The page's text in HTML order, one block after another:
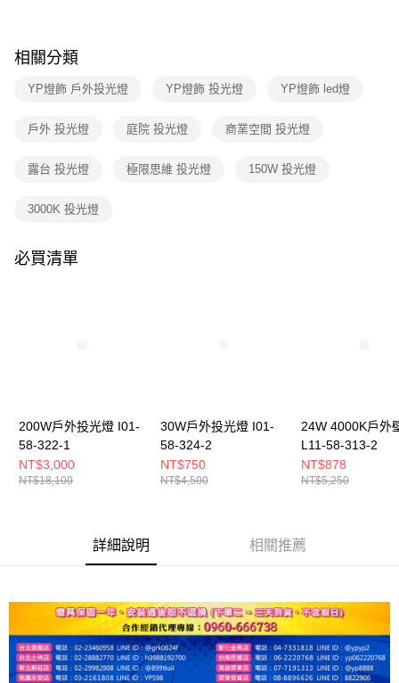
任。
時審查核予不同之上限額度；若仍有額度不足之情形，本公司將視審查結果
恩沛科技股份有限公司將有權停止該用戶之使用額度並採取法律行動。
相關分類
YP燈飾 戶外投光燈 YP燈飾 投光燈 YP燈飾 led燈
戶外 投光燈 庭院 投光燈 商業空間 投光燈
露台 投光燈 極限思維 投光燈 150W 投光燈
3000K 投光燈
必買清單
200W戶外投光燈 I01-
58-322-1
NT$3,000
NT$18,100
30W戶外投光燈 I01-
58-324-2
NT$750
NT$4,500
24W 4000K戶外
L11-58-313-2
NT$878
NT$5,250
詳細說明 相關推薦